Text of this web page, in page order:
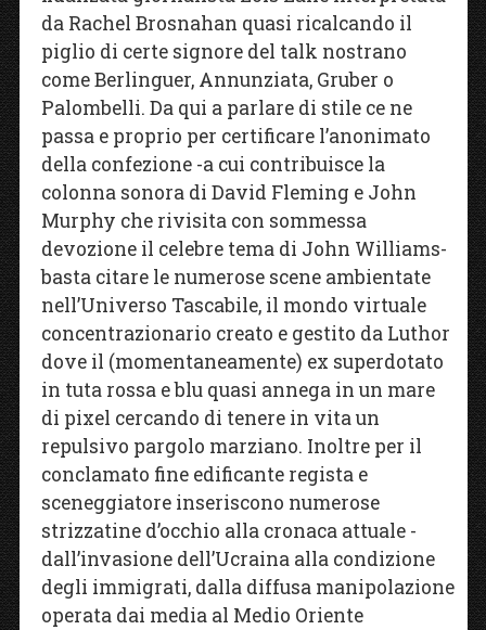
da Rachel Brosnahan quasi ricalcando il
piglio di certe signore del talk nostrano
come Berlinguer, Annunziata, Gruber o
Palombelli. Da qui a parlare di stile ce ne
passa e proprio per certificare l’anonimato
della confezione -a cui contribuisce la
colonna sonora di David Fleming e John
Murphy che rivisita con sommessa
devozione il celebre tema di John Williams-
basta citare le numerose scene ambientate
nell’Universo Tascabile, il mondo virtuale
concentrazionario creato e gestito da Luthor
dove il (momentaneamente) ex superdotato
in tuta rossa e blu quasi annega in un mare
di pixel cercando di tenere in vita un
repulsivo pargolo marziano. Inoltre per il
conclamato fine edificante regista e
sceneggiatore inseriscono numerose
strizzatine d’occhio alla cronaca attuale -
dall’invasione dell’Ucraina alla condizione
degli immigrati, dalla diffusa manipolazione
operata dai media al Medio Oriente